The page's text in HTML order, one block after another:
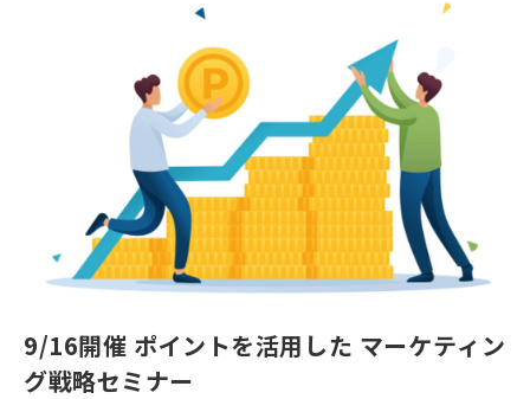
9/16開催 ポイントを活用した マーケティン
グ戦略セミナー